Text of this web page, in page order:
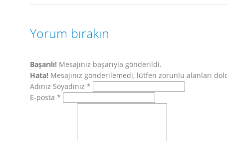
Yorum bırakın
Başarılı! Mesajınız başarıyla gönderildi.
Hata! Mesajınız gönderilemedi, lütfen zorunlu alanları
Adınız Soyadınız *
E-posta *